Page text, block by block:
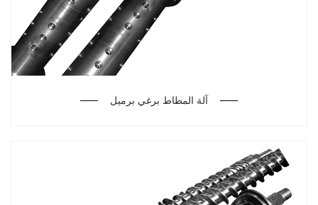
آلة المطاط برغي برميل